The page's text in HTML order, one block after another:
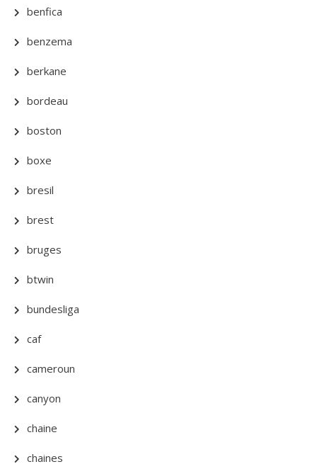
benfica
benzema
berkane
bordeau
boston
boxe
bresil
brest
bruges
btwin
bundesliga
caf
cameroun
canyon
chaine
chaines